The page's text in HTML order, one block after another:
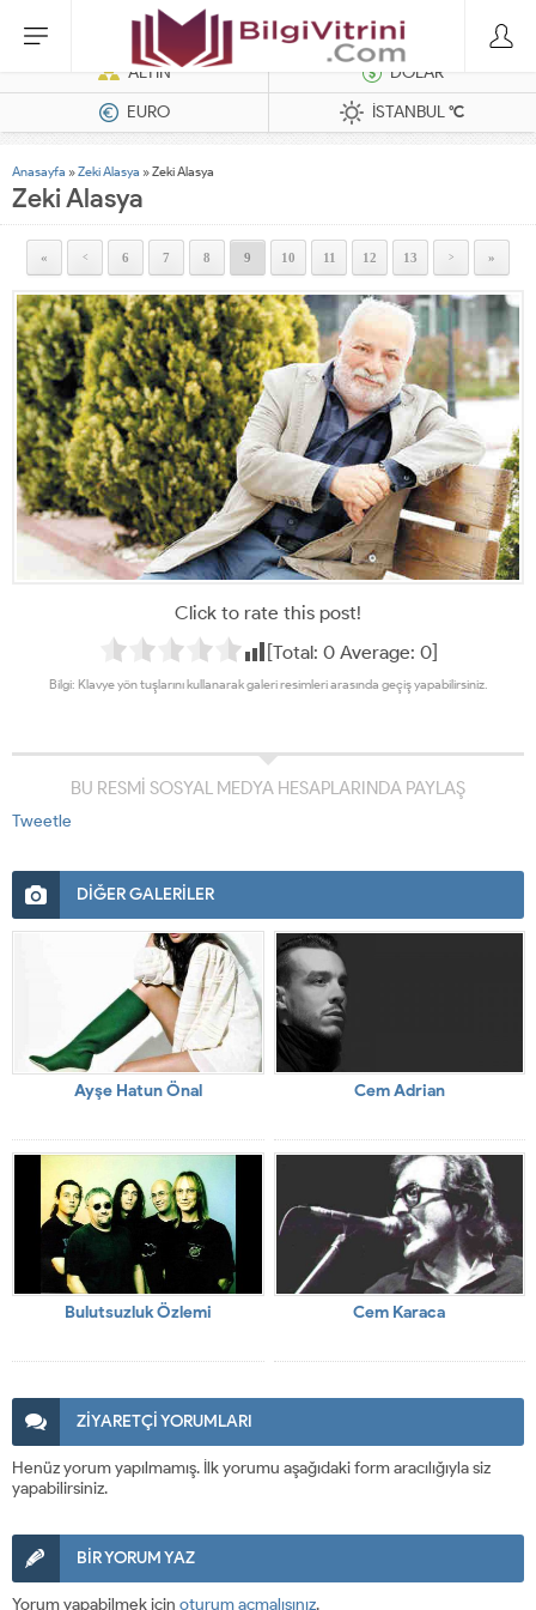
Hatasız Operasyonlar İçin Barkod Yazıcı ve Otomasyon Sistemleri
ALTIN
DOLAR
EURO
İSTANBUL°C
Anasayfa »Zeki Alasya »Zeki Alasya
Zeki Alasya
« < 6 7 8 9 10 11 12 13 > »
Click to rate this post!
[Total: 0Average: 0]
Bilgi: Klavye yön tuşlarını kullanarak galeri resimleri arasında geçiş yapabilirsiniz.
BU RESMİ SOSYAL MEDYA HESAPLARINDA PAYLAŞ
Tweetle
DİĞER GALERİLER
Ayşe Hatun Önal Cem Adrian
Bulutsuzluk Özlemi Cem Karaca
ZİYARETÇİ YORUMLARI
Henüz yorum yapılmamış. İlk yorumu aşağıdaki form aracılığıyla siz
yapabilirsiniz.
BİR YORUM YAZ
Yorum yapabilmek için oturum açmalısınız.